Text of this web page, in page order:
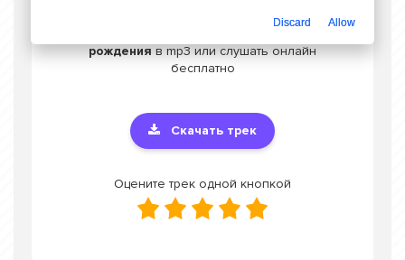
Скачать песню Юрий Шатунов -
рождения в mp3 или слушать онлайн
бесплатно
Скачать трек
Оцените трек одной кнопкой
Discard Allow